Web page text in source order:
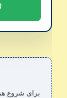
برای شروع